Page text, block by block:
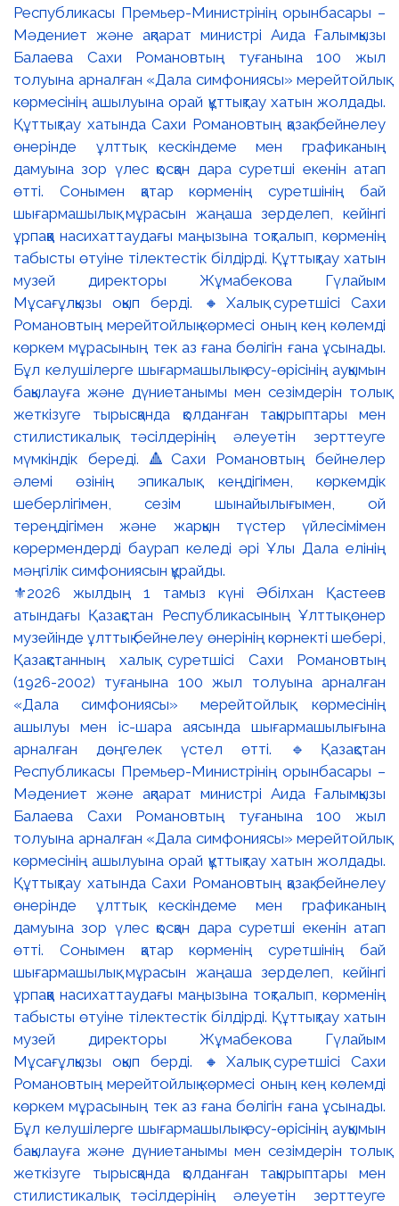
⚜️2026 жылдың 1 тамыз күні Әбілхан Қастеев
атындағы Қазақстан Республикасының Ұлттық өнер
музейінде ұлттық бейнелеу өнерінің көрнекті шебері,
Қазақстанның халық суретшісі Сахи Романовтың
(1926-2002) туғанына 100 жыл толуына арналған
«Дала симфониясы» мерейтойлық көрмесінің
ашылуы мен іс-шара аясында шығармашылығына
арналған дөңгелек үстел өтті. 🔹Қазақстан
Республикасы Премьер-Министрінің орынбасары –
Мәдениет және ақпарат министрі Аида Ғалымқызы
Балаева Сахи Романовтың туғанына 100 жыл
толуына арналған «Дала симфониясы» мерейтойлық
көрмесінің ашылуына орай құттықтау хатын жолдады.
Құттықтау хатында Сахи Романовтың қазақ бейнелеу
өнерінде ұлттық кескіндеме мен графиканың
дамуына зор үлес қосқан дара суретші екенін атап
өтті. Сонымен қатар көрменің суретшінің бай
шығармашылық мұрасын жаңаша зерделеп, кейінгі
ұрпаққа насихаттаудағы маңызына тоқталып, көрменің
табысты өтуіне тілектестік білдірді. Құттықтау хатын
музей директоры Жұмабекова Гүлайым
Мұсағұлқызы оқып берді. 🔸Халық суретшісі Сахи
Романовтың мерейтойлық көрмесі оның кең көлемді
көркем мұрасының тек аз ғана бөлігін ғана ұсынады.
Бұл келушілерге шығармашылық өсу-өрісінің ауқымын
бақылауға және дүниетанымы мен сезімдерін толық
жеткізуге тырысқанда қолданған тақырыптары мен
стилистикалық тәсілдерінің әлеуетін зерттеуге